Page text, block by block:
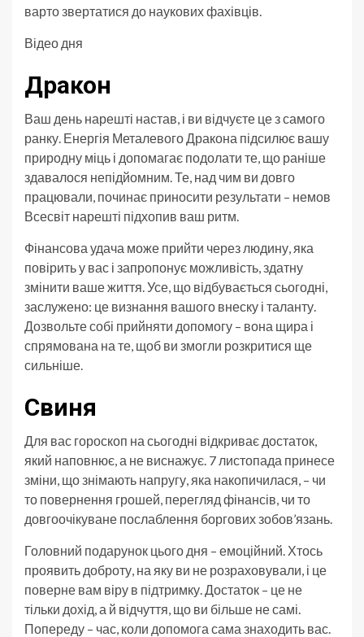
варто звертатися до наукових фахівців.
Відео дня
Дракон
Ваш день нарешті настав, і ви відчуєте це з самого
ранку. Енергія Металевого Дракона підсилює вашу
природну міць і допомагає подолати те, що раніше
здавалося непідйомним. Те, над чим ви довго
працювали, починає приносити результати – немов
Всесвіт нарешті підхопив ваш ритм.
Фінансова удача може прийти через людину, яка
повірить у вас і запропонує можливість, здатну
змінити ваше життя. Усе, що відбувається сьогодні,
заслужено: це визнання вашого внеску і таланту.
Дозвольте собі прийняти допомогу – вона щира і
спрямована на те, щоб ви змогли розкритися ще
сильніше.
Свиня
Для вас гороскоп на сьогодні відкриває достаток,
який наповнює, а не виснажує. 7 листопада принесе
зміни, що знімають напругу, яка накопичилася, – чи
то повернення грошей, перегляд фінансів, чи то
довгоочікуване послаблення боргових зобов’язань.
Головний подарунок цього дня – емоційний. Хтось
проявить доброту, на яку ви не розраховували, і це
поверне вам віру в підтримку. Достаток – це не
тільки дохід, а й відчуття, що ви більше не самі.
Попереду – час, коли допомога сама знаходить вас.